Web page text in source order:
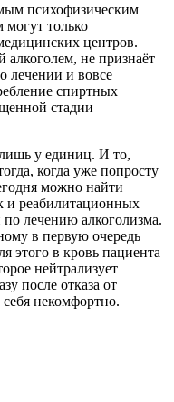
психофизическим
могут только
центров.
не признаёт
лечении и вовсе
спиртных
стадии
у единиц. И то,
когда уже попросту
можно найти
и реабилитационных
лечению алкоголизма.
в первую очередь
этого в кровь пациента
нейтрализует
после отказа от
себя некомфортно.